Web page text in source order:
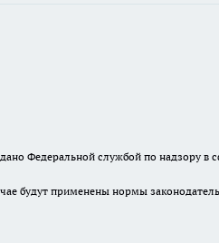
Федеральной службой по надзору в
будут применены нормы